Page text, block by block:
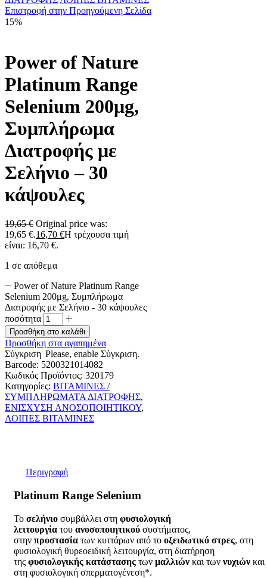
Επιστροφή στην Προηγούμενη Σελίδα
15%
Power of Nature
Platinum Range
Selenium 200μg,
Συμπλήρωμα
Διατροφής με
Σελήνιο – 30
κάψουλες
19,65€ Original price was:
19,65 €.16,70 €Η τρέχουσα τιμή
είναι: 16,70 €.
1 σε απόθεμα
Power of Nature Platinum Range
Selenium 200μg, Συμπλήρωμα
Διατροφής με Σελήνιο - 30 κάψουλες
ποσότητα
Προσθήκη στο καλάθι
Προσθήκη στα αγαπημένα
Σύγκριση Please, enable Σύγκριση.
Barcode: 5200321014082
Κωδικός Προϊόντος: 320179
Κατηγορίες: ΒΙΤΑΜΙΝΕΣ /
ΣΥΜΠΛΗΡΩΜΑΤΑ ΔΙΑΤΡΟΦΗΣ,
ΕΝΙΣΧΥΣΗ ΑΝΟΣΟΠΟΙΗΤΙΚΟΥ,
ΛΟΙΠΕΣ ΒΙΤΑΜΙΝΕΣ
Περιγραφή
Platinum Range Selenium
Το σελήνιο συμβάλλει στη φυσιολογική
λειτουργία του ανοσοποιητικού συστήματος,
στην προστασία των κυττάρων από το οξειδωτικό στρες, στη
φυσιολογική θυρεοειδική λειτουργία, στη διατήρηση
της φυσιολογικής κατάστασης των μαλλιών και των νυχιών και
στη φυσιολογική σπερματογένεση*.